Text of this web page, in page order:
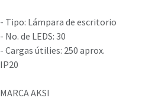
- Tipo: Lámpara de escritorio
- No. de LEDS: 30
- Cargas útilies: 250 aprox.
IP20
MARCA AKSI